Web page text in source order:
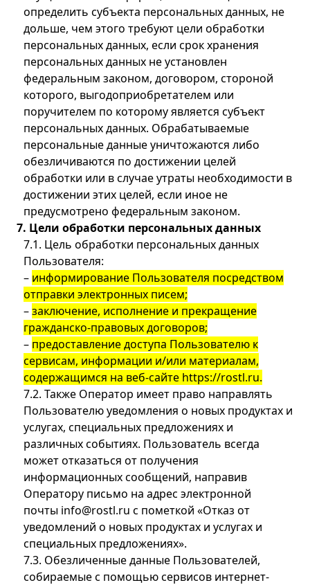
определить субъекта персональных данных, не
дольше, чем этого требуют цели обработки
персональных данных, если срок хранения
персональных данных не установлен
федеральным законом, договором, стороной
которого, выгодоприобретателем или
поручителем по которому является субъект
персональных данных. Обрабатываемые
персональные данные уничтожаются либо
обезличиваются по достижении целей
обработки или в случае утраты необходимости в
достижении этих целей, если иное не
предусмотрено федеральным законом.
7. Цели обработки персональных данных
7.1. Цель обработки персональных данных
Пользователя:
– информирование Пользователя посредством
отправки электронных писем;
–заключение, исполнение и прекращение
гражданско-правовых договоров;
– предоставление доступа Пользователю к
сервисам, информации и/или материалам,
содержащимся на веб-сайте https://rostl.ru.
7.2. Также Оператор имеет право направлять
Пользователю уведомления о новых продуктах и
услугах, специальных предложениях и
различных событиях. Пользователь всегда
может отказаться от получения
информационных сообщений, направив
Оператору письмо на адрес электронной
почты info@rostl.ru с пометкой «Отказ от
уведомлений о новых продуктах и услугах и
специальных предложениях».
7.3. Обезличенные данные Пользователей,
собираемые с помощью сервисов интернет-